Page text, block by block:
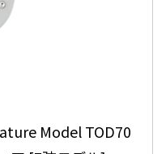
Model TOD70